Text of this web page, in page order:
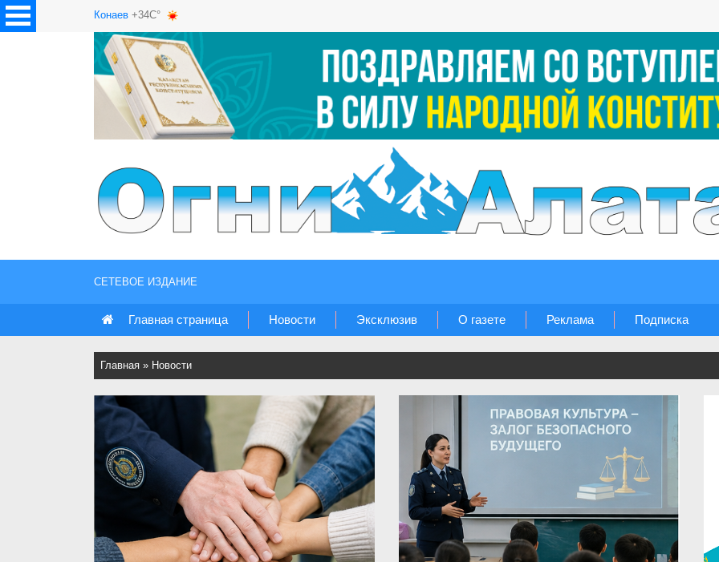
Конаев +34C°
СЕТЕВОЕ ИЗДАНИЕ
Главная страница Новости Эксклюзив О газете Реклама Подписка
Главная » Новости